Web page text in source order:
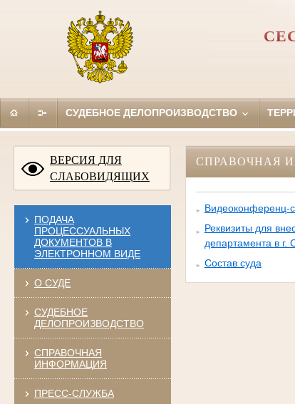
СУДЕБНОЕ ДЕЛОПРОИЗВОДСТВО
ВЕРСИЯ ДЛЯ
СЛАБОВИДЯЩИХ
ПОДАЧА
ПРОЦЕССУАЛЬНЫХ
ДОКУМЕНТОВ В
ЭЛЕКТРОННОМ ВИДЕ
О СУДЕ
СУДЕБНОЕ
ДЕЛОПРОИЗВОДСТВО
СПРАВОЧНАЯ
ИНФОРМАЦИЯ
ПРЕСС-СЛУЖБА
СПРАВОЧНАЯ
Видеоконференц-
Реквизиты для
департамента в г.
Состав суда